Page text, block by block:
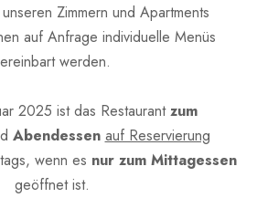
Zimmern und Apartments
auf Anfrage individuelle Menüs
werden.
2025 ist das Restaurantzum
Abendessen auf Reservierung
wenn es nur zum Mittagessen
geöffnet ist.